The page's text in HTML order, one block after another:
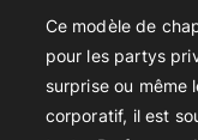
Ce modèle de
pour les partys
surprise ou même
corporatif, il est